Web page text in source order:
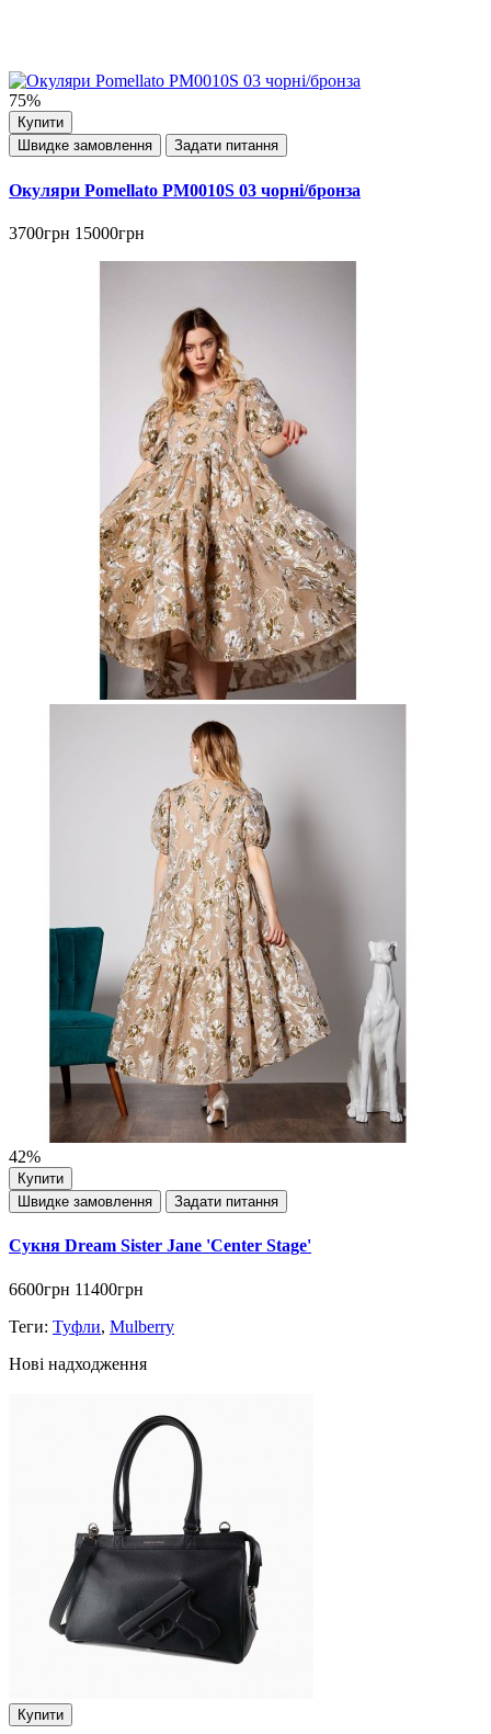
75%
Купити
Швидке замовлення
Задати питання
Окуляри Pomellato PM0010S 03 чорні/бронза
3700грн 15000грн
42%
Купити
Швидке замовлення
Задати питання
Сукня Dream Sister Jane 'Center Stage'
6600грн 11400грн
Теги: Туфли, Mulberry
Нові надходження
Купити